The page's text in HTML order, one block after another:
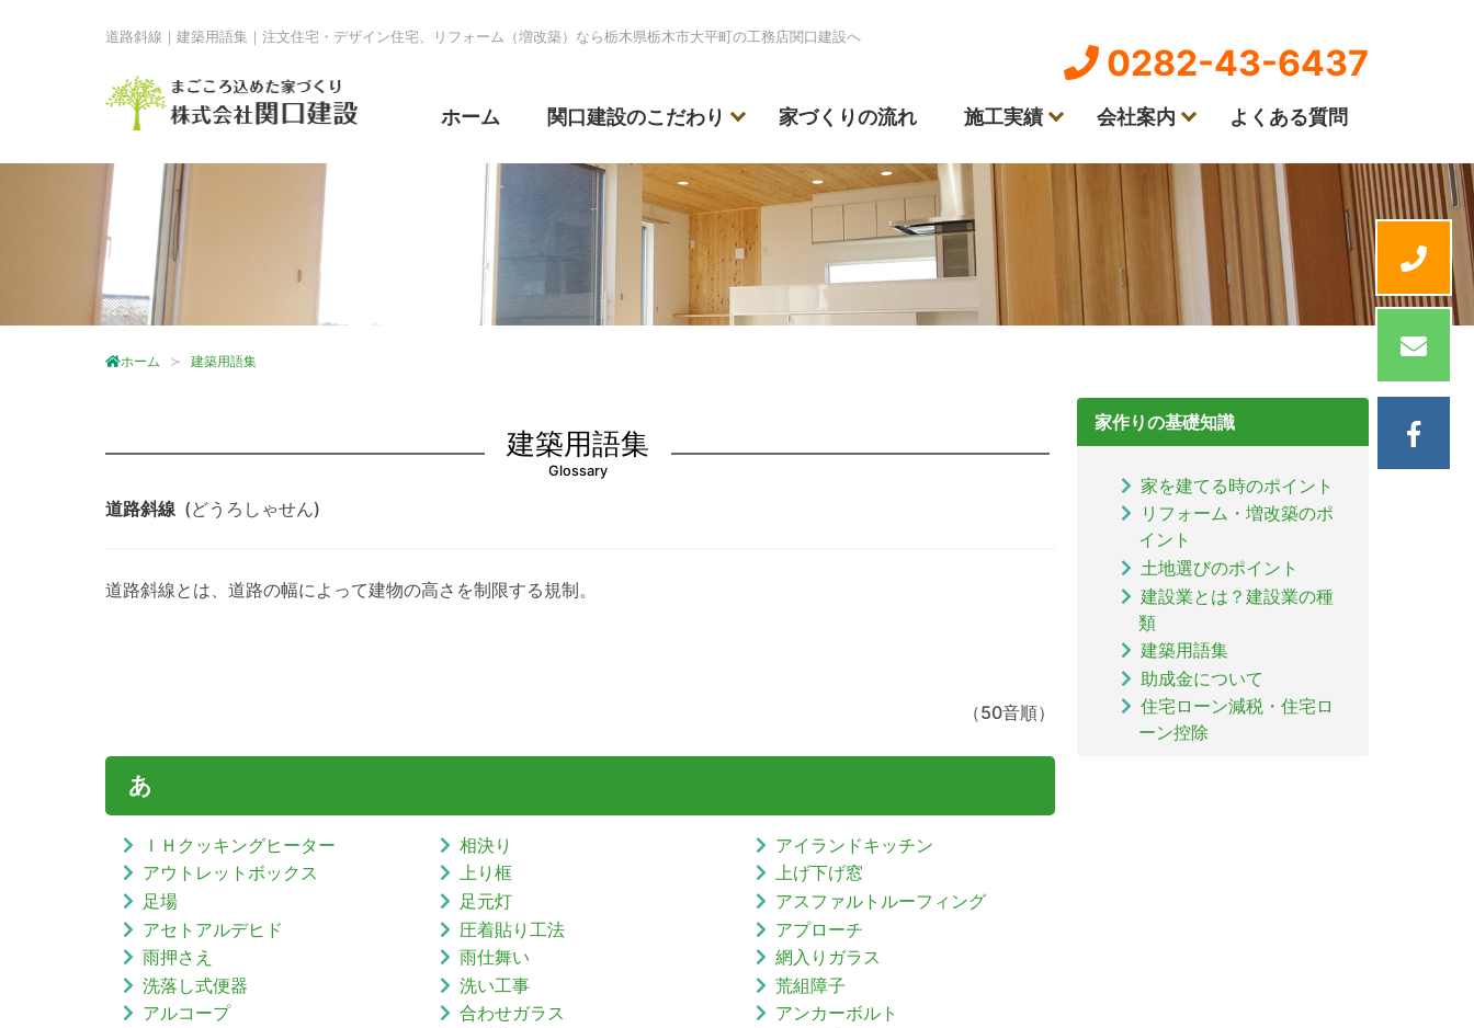
道路斜線｜建築用語集｜注文住宅・デザイン住宅、リフォーム（増改築）なら栃木県栃木市大平町の工務店関口建設へ
0282-43-6437
ホーム 関口建設のこだわり 家づくりの流れ 施工実績 会社案内 よくある質問
ホーム 建築用語集
建築用語集
Glossary
道路斜線 (どうろしゃせん)
道路斜線とは、道路の幅によって建物の高さを制限する規制。
（50音順）
あ
ＩＨクッキングヒーター 相決り
アイランドキッチン
アウトレットボックス
上り框
上げ下げ窓
足場
足元灯
アスファルトルーフィング
アセトアルデヒド
圧着貼り工法
アプローチ
雨押さえ
雨仕舞い
網入りガラス
洗落し式便器
洗い工事
荒組障子
アルコープ
合わせガラス
アンカーボルト
家作りの基礎知識
家を建てる時のポイント
リフォーム・増改築のポ
イント
土地選びのポイント
建設業とは？建設業の種
類
建築用語集
助成金について
住宅ローン減税・住宅ロ
ーン控除